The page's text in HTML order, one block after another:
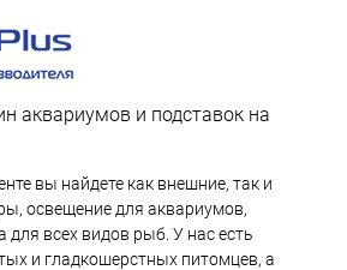
аквариумов и подставок на
вы найдете как внешние, так и
освещение для аквариумов,
для всех видов рыб. У нас есть
и гладкошерстных питомцев, а